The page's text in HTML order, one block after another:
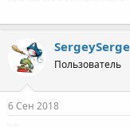
Пользователь
6 Сен 2018